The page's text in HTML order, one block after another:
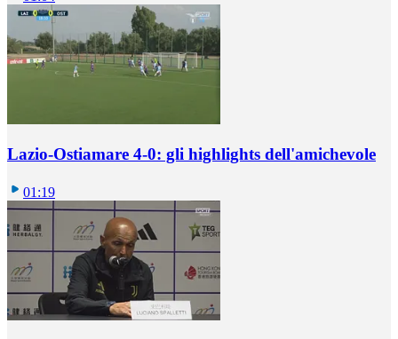
Lazio-Ostiamare 4-0: gli highlights dell'amichevole
01:19